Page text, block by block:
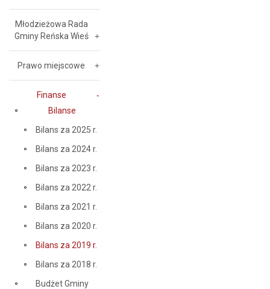
Młodzieżowa Rada
Gminy Reńska Wieś
Prawo miejscowe
Finanse
Bilanse
Bilans za 2025 r.
Bilans za 2024 r.
Bilans za 2023 r.
Bilans za 2022 r.
Bilans za 2021 r.
Bilans za 2020 r.
Bilans za 2019 r.
Bilans za 2018 r.
Budżet Gminy